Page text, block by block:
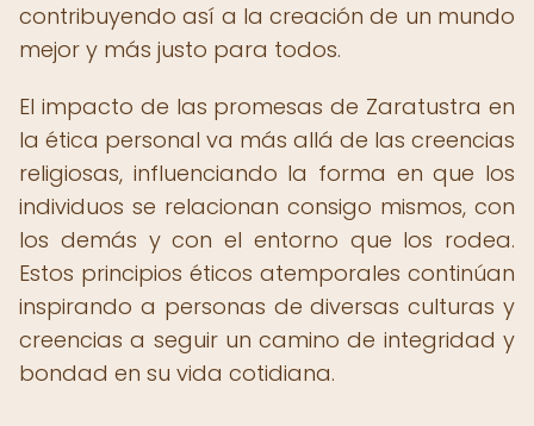
contribuyendo así a la creación de un mundo
mejor y más justo para todos.
El impacto de las promesas de Zaratustra en
la ética personal va más allá de las creencias
religiosas, influenciando la forma en que los
individuos se relacionan consigo mismos, con
los demás y con el entorno que los rodea.
Estos principios éticos atemporales continúan
inspirando a personas de diversas culturas y
creencias a seguir un camino de integridad y
bondad en su vida cotidiana.